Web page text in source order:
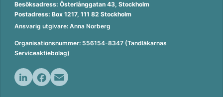
Besöksadress: Österlånggatan 43, Stockholm
Postadress: Box 1217, 111 82 Stockholm
Ansvarig utgivare: Anna Norberg
Organisationsnummer: 556154-8347 (Tandläkarnas
Serviceaktiebolag)